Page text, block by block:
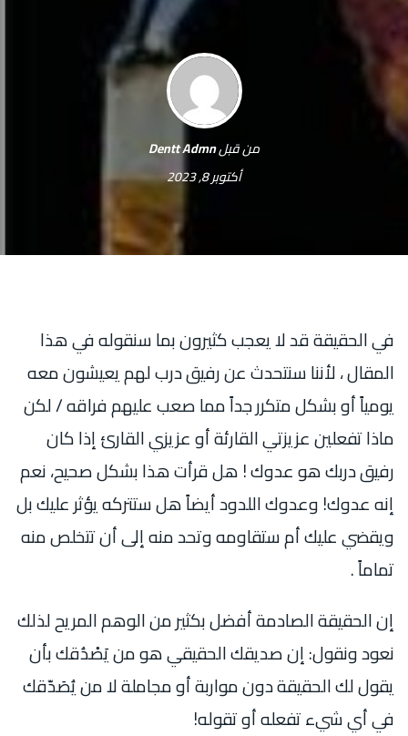
من قبلDentt Admn
أكتوبر 8, 2023
في الحقيقة قد لا يعجب كثيرون بما سنقوله في هذا
المقال ، لأننا سنتحدث عن رفيق درب لهم يعيشون معه
يومياً أو بشكل متكرر جداً مما صعب عليهم فراقه / لكن
ماذا تفعلين عزيزتي القارئة أو عزيزي القارئ إذا كان
رفيق دربك هو عدوك ! هل قرأت هذا بشكل صحيح، نعم
إنه عدوك! وعدوك اللدود أيضاً هل ستتركه يؤثر عليك بل
ويقضي عليك أم ستقاومه وتحد منه إلى أن تتخلص منه
تماماً .
إن الحقيقة الصادمة أفضل بكثير من الوهم المريح لذلك
نعود ونقول: إن صديقك الحقيقي هو من يَصْدُقك بأن
يقول لك الحقيقة دون مواربة أو مجاملة لا من يُصَدّقك
في أي شيء تفعله أو تقوله!